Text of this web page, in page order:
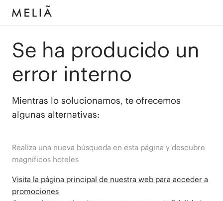
Se ha producido un
error interno
Mientras lo solucionamos, te ofrecemos
algunas alternativas:
Realiza una nueva búsqueda en esta página y descubre
magníficos hoteles
Visita la página principal de nuestra web para acceder a
promociones